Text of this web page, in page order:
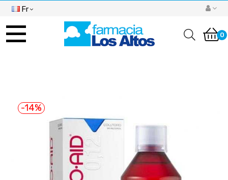
Fr
Basculer 0
-14%